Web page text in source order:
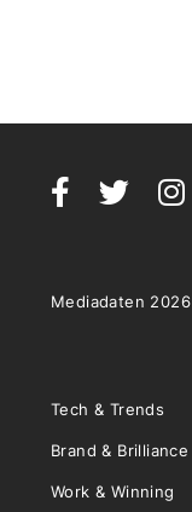
Mediadaten 2026
Tech & Trends
Brand & Brilliance
Work & Winning